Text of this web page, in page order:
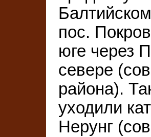
пос.
юге через
севере
района).
уходили
Нерунг